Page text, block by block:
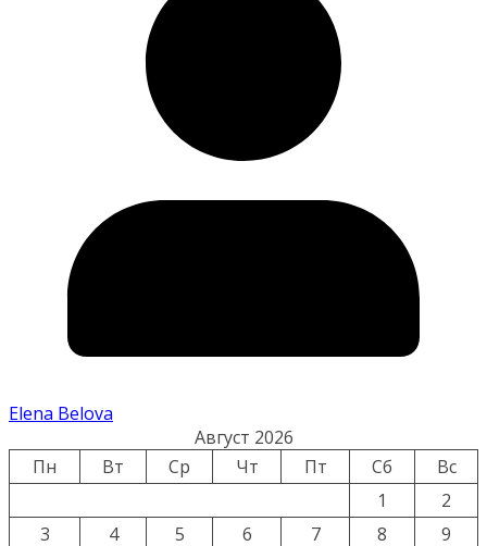
Elena Belova
Август 2026
Пн
Вт Ср Чт Пт Сб
Вс
1
2
3
4 5 6 7 8 9